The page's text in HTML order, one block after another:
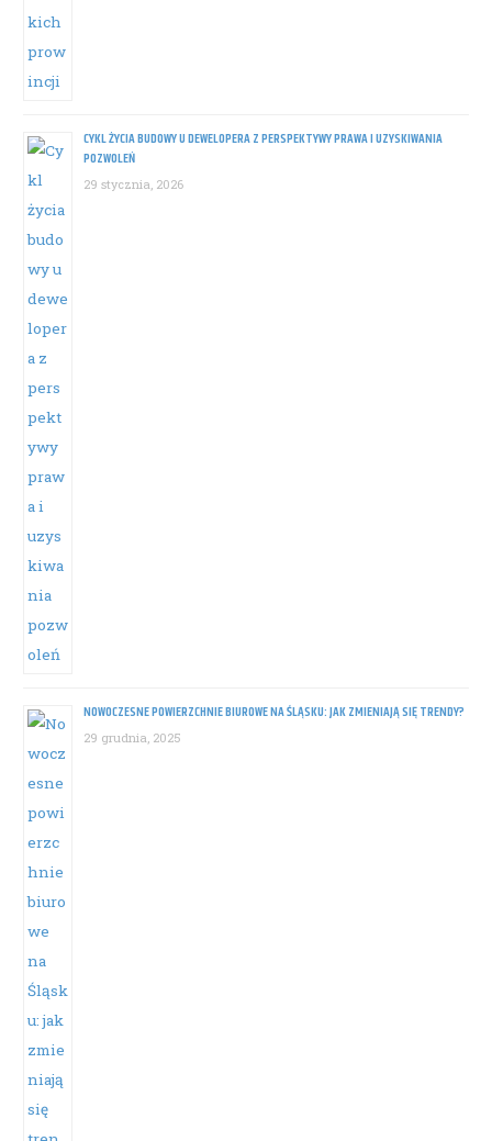
CYKL ŻYCIA BUDOWY U DEWELOPERA Z PERSPEKTYWY PRAWA I UZYSKIWANIA
POZWOLEŃ
29 stycznia, 2026
NOWOCZESNE POWIERZCHNIE BIUROWE NA ŚLĄSKU: JAK ZMIENIAJĄ SIĘ TRENDY?
29 grudnia, 2025